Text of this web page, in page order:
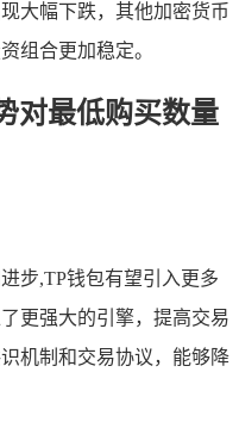
大幅下跌，其他加密货币
组合更加稳定。
对最低购买数量
步,TP钱包有望引入更多
更强大的引擎，提高交易
机制和交易协议，能够降